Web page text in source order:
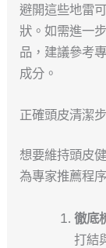
避開這些地雷
狀。如需進一
品，建議參考
成分。
正確頭皮清潔
想要維持頭皮
為專家推薦程序
徹底
打結